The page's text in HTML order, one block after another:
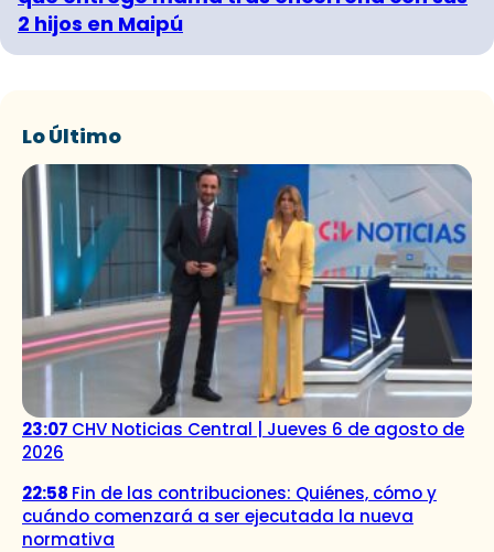
2 hijos en Maipú
Lo Último
23:07 CHV Noticias Central | Jueves 6 de agosto de
2026
22:58 Fin de las contribuciones: Quiénes, cómo y
cuándo comenzará a ser ejecutada la nueva
normativa